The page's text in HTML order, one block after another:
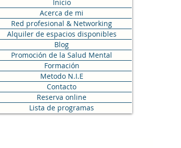
Inicio
Acerca de mi
Red profesional & Networking
Alquiler de espacios disponibles
Blog
Promoción de la Salud Mental
Formación
Metodo N.I.E
Contacto
Reserva online
Lista de programas